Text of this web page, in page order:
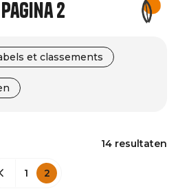
2
et classements
14 resultaten
1 2